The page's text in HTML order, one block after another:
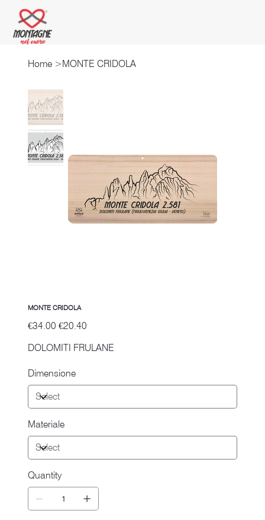
Home >MONTE CRIDOLA
MONTE CRIDOLA
Original
price
€34.00
Sale
price
€20.40
DOLOMITI FRULANE
Dimensione
Materiale
Quantity